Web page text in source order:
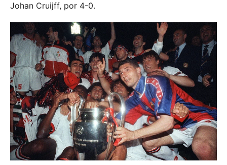
Johan Cruijff, por 4-0.